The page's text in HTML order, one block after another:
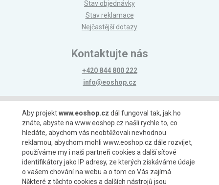
Stav objednávky
Stav reklamace
Nejčastější dotazy
Kontaktujte nás
+420 844 800 222
info@eoshop.cz
Možnosti platby
Možnosti dopravy
Aby projektwww.eoshop.cz dál fungoval tak, jak ho
znáte, abyste na www.eoshop.cz našli rychle to, co
hledáte, abychom vás neobtěžovali nevhodnou
reklamou, abychom mohli www.eoshop.cz dále rozvíjet,
používáme my i naši partneři cookies a další síťové
identifikátory jako IP adresy, ze kterých získáváme údaje
o vašem chování na webu a o tom co Vás zajímá.
Některé z těchto cookies a dalších nástrojů jsou